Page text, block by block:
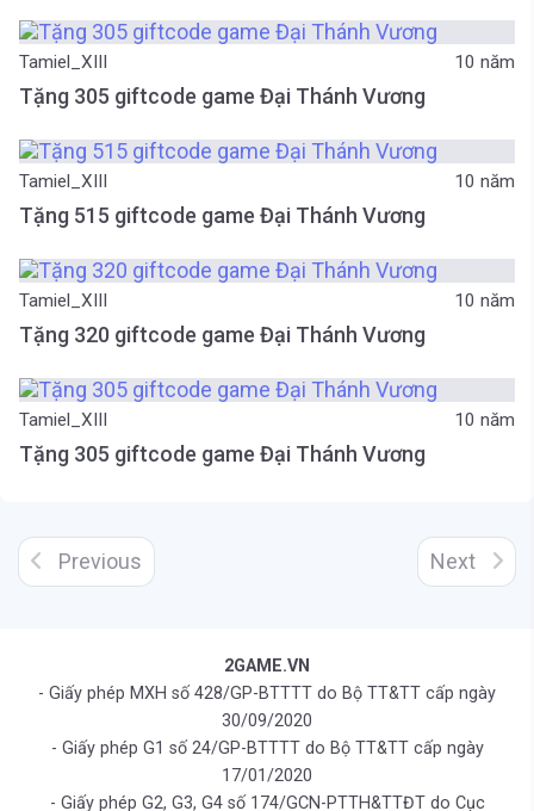
Tamiel_XIII 10 năm
Tặng 305 giftcode game Đại Thánh Vương
Tamiel_XIII 10 năm
Tặng 515 giftcode game Đại Thánh Vương
Tamiel_XIII 10 năm
Tặng 320 giftcode game Đại Thánh Vương
Tamiel_XIII 10 năm
Tặng 305 giftcode game Đại Thánh Vương
Previous Next
2GAME.VN
- Giấy phép MXH số 428/GP-BTTTT do Bộ TT&TT cấp ngày
30/09/2020
- Giấy phép G1 số 24/GP-BTTTT do Bộ TT&TT cấp ngày
17/01/2020
- Giấy phép G2, G3, G4 số 174/GCN-PTTH&TTĐT do Cục